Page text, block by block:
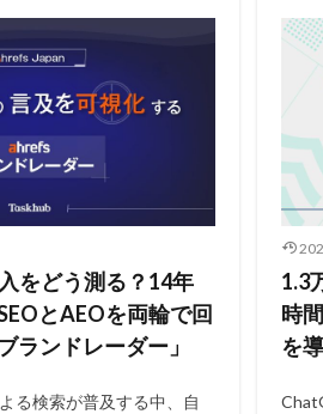
をどう測る？14年
とAEOを両輪で回
ランドレーダー」
る検索が普及する中、自
1.3
時
を